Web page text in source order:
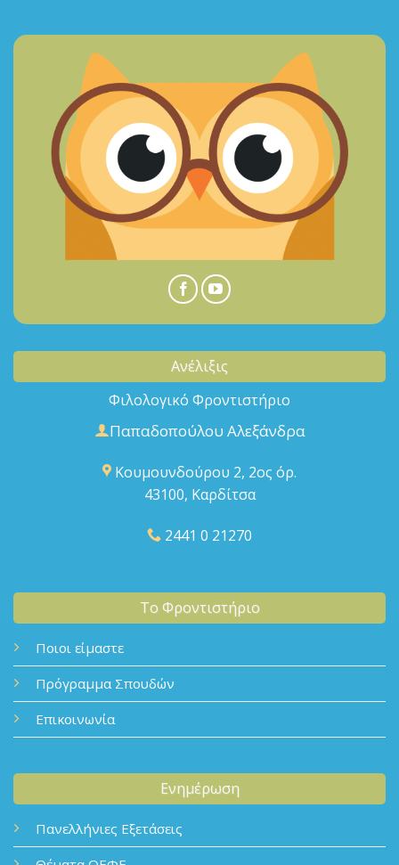
Ανέλιξις
Φιλολογικό Φροντιστήριο
Παπαδοπούλου Αλεξάνδρα
Κουμουνδούρου 2, 2ος όρ.
43100, Καρδίτσα
2441 0 21270
Το Φροντιστήριο
Ποιοι είμαστε
Πρόγραμμα Σπουδών
Επικοινωνία
Ενημέρωση
Πανελλήνιες Εξετάσεις